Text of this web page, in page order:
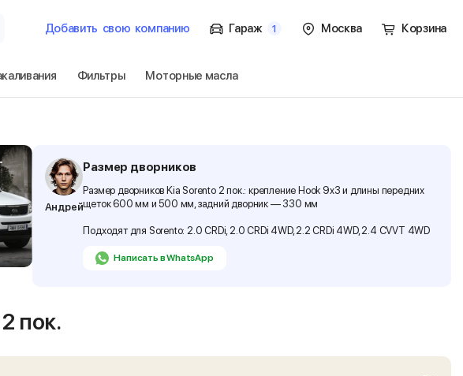
Добавить свою компанию Гараж 1 Москва Корзина
Фильтры Моторные масла
Андрей
Размер дворников
Размер дворников Kia Sorento 2 пок.: крепление Hook 9x3 и длины передних
щеток 600 мм и 500 мм, задний дворник — 330 мм
Подходят для Sorento: 2.0 CRDi, 2.0 CRDi 4WD, 2.2 CRDi 4WD, 2.4 CVVT 4WD
Написать в WhatsApp
2 пок.